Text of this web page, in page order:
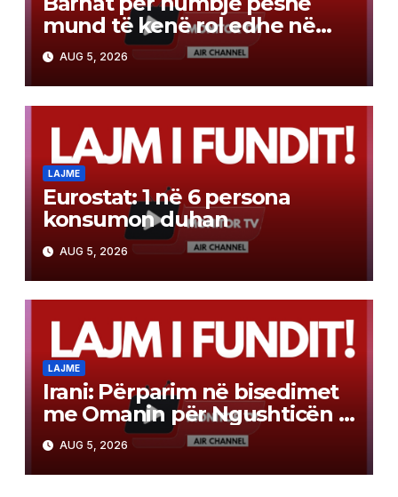
mund të kenë rol edhe në
luftën kundër kancerit
AUG 5, 2026
LAJME
Eurostat: 1 në 6 persona
konsumon duhan
AUG 5, 2026
LAJME
Irani: Përparim në bisedimet
me Omanin për Ngushticën e
Hormuzit
AUG 5, 2026